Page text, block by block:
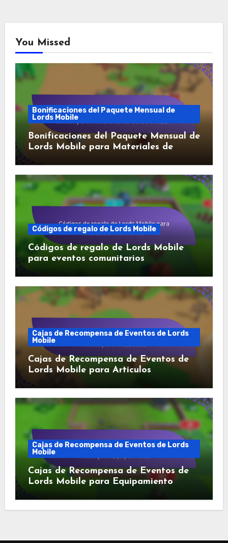
You Missed
Bonificaciones del Paquete Mensual de
Lords Mobile
Bonificaciones del Paquete Mensual de
Lords Mobile para Materiales de
Construcción
Códigos de regalo de Lords Mobile
Códigos de regalo de Lords Mobile
para eventos comunitarios
Cajas de Recompensa de Eventos de Lords
Mobile
Cajas de Recompensa de Eventos de
Lords Mobile para Artículos
Cajas de Recompensa de Eventos de Lords
Mobile
Cajas de Recompensa de Eventos de
Lords Mobile para Equipamiento